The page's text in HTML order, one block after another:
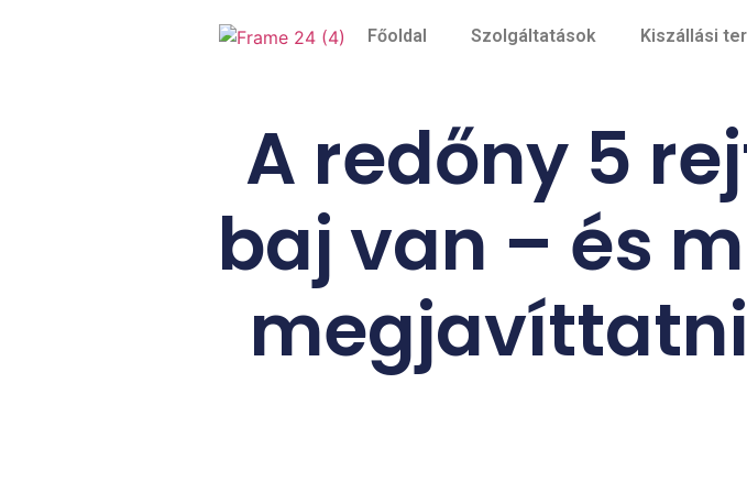
Főoldal Szolgáltatások Kiszállási
A redőny 5
baj van – és